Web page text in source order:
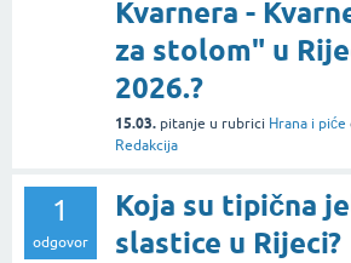
Kvarnera -
za stolom" u
2026.?
15.03. pitanje u rubrici Hrana i piće
Redakcija
1
odgovor
Koja su tipična
slastice u Rijeci?